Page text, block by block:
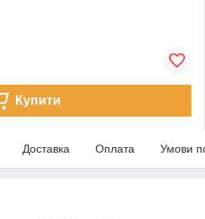
Купити
Доставка Оплата Умови